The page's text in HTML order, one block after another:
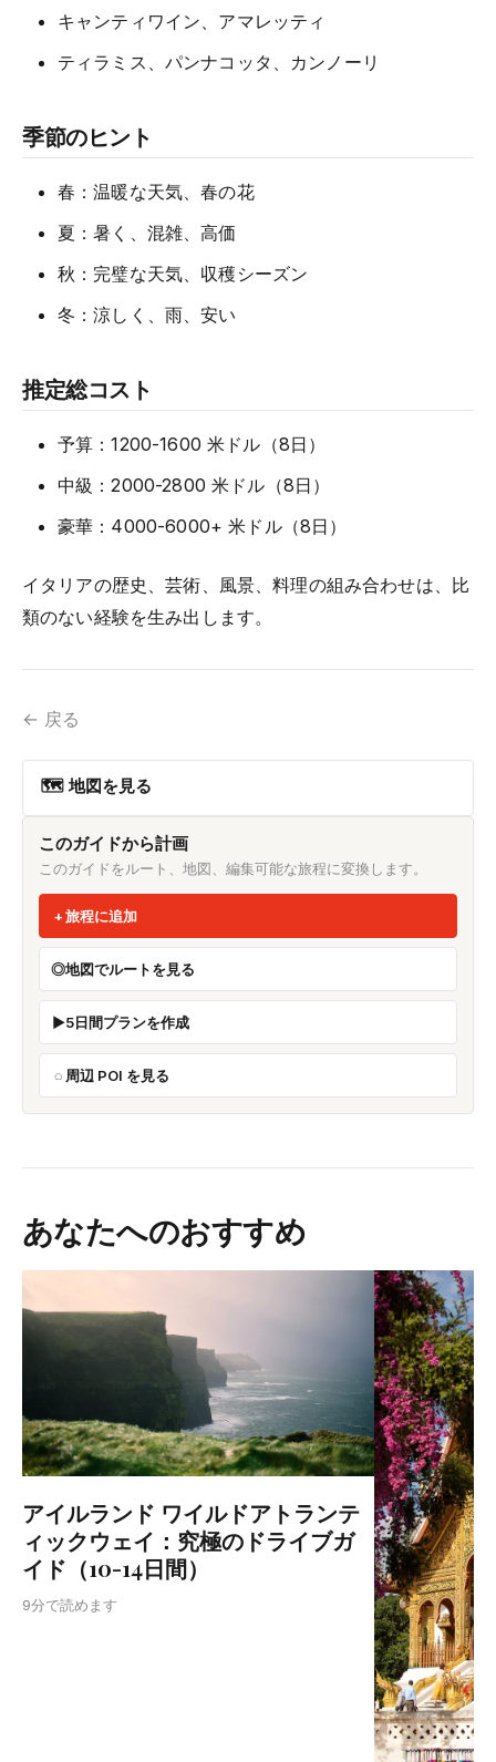
キャンティワイン、アマレッティ
ティラミス、パンナコッタ、カンノーリ
季節のヒント
春：温暖な天気、春の花
夏：暑く、混雑、高価
秋：完璧な天気、収穫シーズン
冬：涼しく、雨、安い
推定総コスト
予算：1200-1600 米ドル（8日）
中級：2000-2800 米ドル（8日）
豪華：4000-6000+ 米ドル（8日）
イタリアの歴史、芸術、風景、料理の組み合わせは、比
類のない経験を生み出します。
← 戻る
🗺 地図を見る
このガイドから計画
このガイドをルート、地図、編集可能な旅程に変換します。
旅程に追加
地図でルートを見る
5日間プランを作成
周辺 POI を見る
あなたへのおすすめ
アイルランド ワイルドアトランテ
ィックウェイ：究極のドライブガ
イド（10-14日間）
9分で読めます